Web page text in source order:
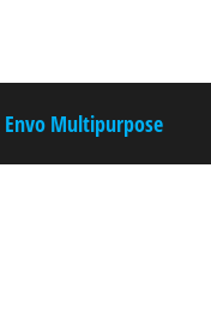
Envo Multipurpose